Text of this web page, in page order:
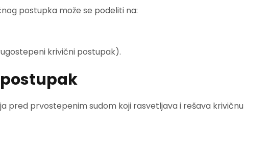
postupka može se podeliti na:
krivični postupak).
pred prvostepenim sudom koji rasvetljava i rešava krivičnu